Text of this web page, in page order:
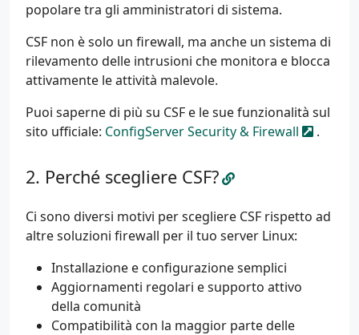
popolare tra gli amministratori di sistema.
CSF non è solo un firewall, ma anche un sistema di
rilevamento delle intrusioni che monitora e blocca
attivamente le attività malevole.
Puoi saperne di più su CSF e le sue funzionalità sul
sito ufficiale: ConfigServer Security & Firewall .
Perché scegliere CSF?
Ci sono diversi motivi per scegliere CSF rispetto ad
altre soluzioni firewall per il tuo server Linux:
Installazione e configurazione semplici
Aggiornamenti regolari e supporto attivo
della comunità
Compatibilità con la maggior parte delle